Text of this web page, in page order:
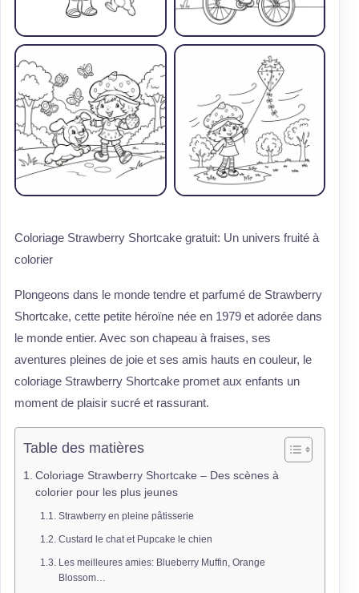
Coloriage Strawberry Shortcake gratuit: Un univers fruité à
colorier
Plongeons dans le monde tendre et parfumé de Strawberry
Shortcake, cette petite héroïne née en 1979 et adorée dans
le monde entier. Avec son chapeau à fraises, ses
aventures pleines de joie et ses amis hauts en couleur, le
coloriage Strawberry Shortcake promet aux enfants un
moment de plaisir sucré et rassurant.
Table des matières
Coloriage Strawberry Shortcake – Des scènes à
colorier pour les plus jeunes
Strawberry en pleine pâtisserie
Custard le chat et Pupcake le chien
Les meilleures amies: Blueberry Muffin, Orange
Blossom…